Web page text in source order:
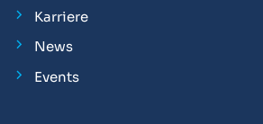
Karriere
News
Events